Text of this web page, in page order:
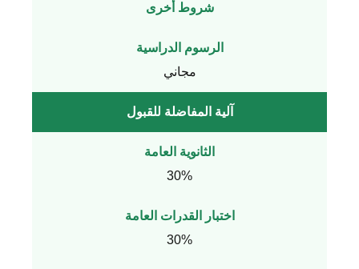
شروط أخرى
الرسوم الدراسية
مجاني
آلية المفاضلة للقبول
الثانوية العامة
30%
اختبار القدرات العامة
30%